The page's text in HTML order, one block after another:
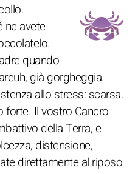
ne avete
quando
già gorgheggia.
allo stress: scarsa.
forte. Il vostro Cancro
della Terra, e
distensione,
direttamente al riposo